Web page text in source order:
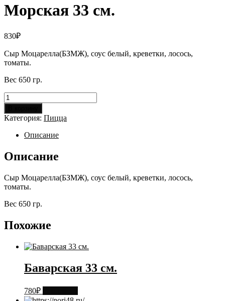
Морская 33 см.
830₽
Сыр Моцарелла(БЗМЖ), соус белый, креветки, лосось,
томаты.
Вес 650 гр.
Количество
товара
Морская
33
Категория: Пицца
Описание
Описание
Сыр Моцарелла(БЗМЖ), соус белый, креветки, лосось,
томаты.
Вес 650 гр.
Похожие
Баварская 33 см.
780₽